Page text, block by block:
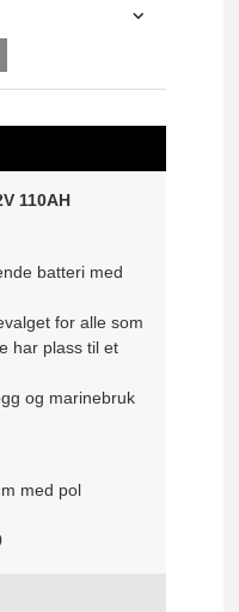
110AH
batteri med
for alle som
har plass til et
og marinebruk
med pol